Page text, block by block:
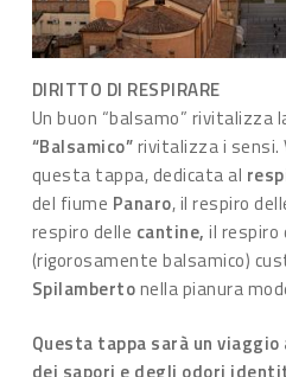
DIRITTO DI RESPIRARE
Un buon “balsamo” rivitalizza
“Balsamico”rivitalizza i sensi.
questa tappa, dedicata al
del fiume Panaro, il respiro
respiro delle cantine, il respiro
(rigorosamente balsamico)
Spilambertonella pianura
Questa tappa sarà un